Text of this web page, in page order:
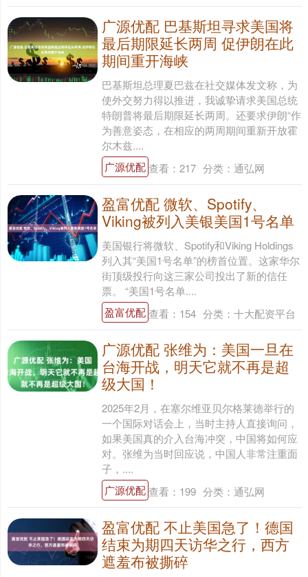
广源优配 巴基斯坦寻求美国将
最后期限延长两周 促伊朗在此
期间重开海峡
巴基斯坦总理夏巴兹在社交媒体发文称，为
使外交努力得以推进，我诚挚请求美国总统
特朗普将最后期限延长两周。还要求伊朗“作
为善意姿态，在相应的两周期间重新开放霍
尔木兹....
广源优配查看： 217 分类： 通弘网
盈富优配 微软、Spotify、
Viking被列入美银美国1号名单
美国银行将微软、Spotify和Viking Holdings
列入其“美国1号名单”的榜首位置。这家华尔
街顶级投行向这三家公司投出了新的信任
票。 “美国1号名单....
盈富优配查看： 154 分类： 十大配资平台
广源优配 张维为：美国一旦在
台海开战，明天它就不再是超
级大国！
2025年2月，在塞尔维亚贝尔格莱德举行的
一个国际对话会上，当时主持人直接询问，
如果美国真的介入台海冲突，中国将如何应
对。张维为当时回应说，中国人非常注重面
子，....
广源优配查看： 199 分类： 通弘网
盈富优配 不止美国急了！德国
结束为期四天访华之行，西方
遮羞布被撕碎